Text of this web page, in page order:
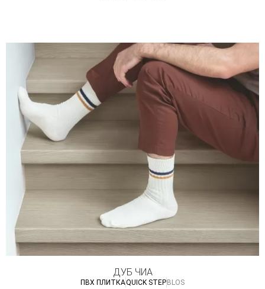
ДУБ ЧИА
ПВХ ПЛИТКАQUICK STEP BLOS